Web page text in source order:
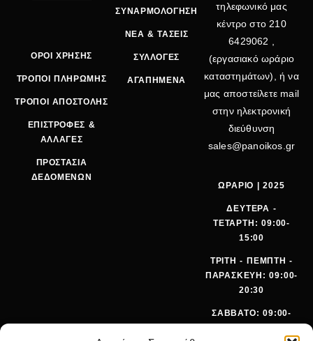
ΟΡΟΙ ΧΡΗΣΗΣ
ΤΡΟΠΟΙ ΠΛΗΡΩΜΗΣ
ΤΡΟΠΟΙ ΑΠΟΣΤΟΛΗΣ
ΕΠΙΣΤΡΟΦΕΣ &
ΑΛΛΑΓΕΣ
ΠΡΟΣΤΑΣΙΑ
ΔΕΔΟΜΕΝΩΝ
ΣΥΝΑΡΜΟΛΟΓΗΣΗ
ΝΕΑ & ΤΑΣΕΙΣ
ΣΥΛΛΟΓΕΣ
ΑΓΑΠΗΜΕΝΑ
τηλεφωνικό μας
κέντρο στο 210
6429062
(εργασιακό ωράριο
καταστημάτων), ή να
μας αποστείλετε mail
στην ηλεκτρονική
διεύθυνση
sales@panoikos.gr
ΩΡΑΡΙΟ | 2025
ΔΕΥΤΕΡΑ -
ΤΕΤΑΡΤΗ: 09:00-
15:00
ΤΡΙΤΗ - ΠΕΜΠΤΗ -
ΠΑΡΑΣΚΕΥΗ: 09:00-
20:30
ΣΑΒΒΑΤΟ: 09:00-